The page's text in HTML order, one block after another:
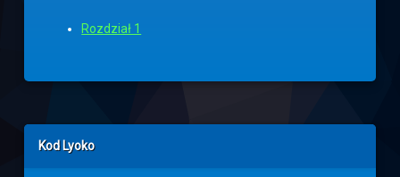
Rozdział 1
Left Sidebar
Kod Lyoko